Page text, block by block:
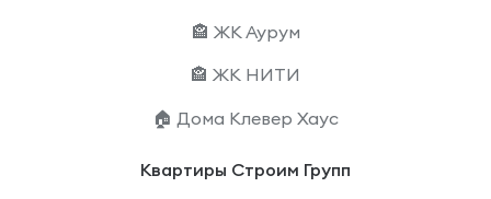
🏤 ЖК Аурум
🏤 ЖК НИТИ
🏠 Дома Клевер Хаус
Квартиры Строим Групп